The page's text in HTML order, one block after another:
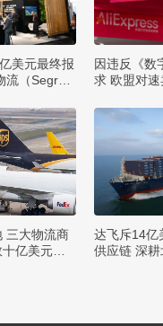
美元最终报
流（Segr
因违反《数
求 欧盟对速
三大物流商
亿美元税
达飞斥14亿
供应链 深耕